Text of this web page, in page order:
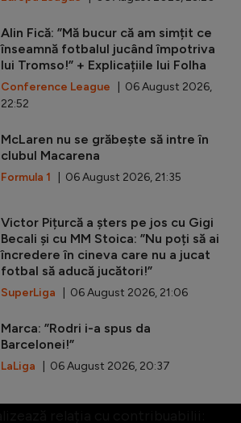
Alin Fică: ”Mă bucur că am simțit ce
înseamnă fotbalul jucând împotriva
lui Tromso!” + Explicațiile lui Folha
Conference League | 06 August 2026,
22:52
McLaren nu se grăbește să intre în
clubul Macarena
Formula 1 | 06 August 2026, 21:35
Victor Pițurcă a șters pe jos cu Gigi
Becali și cu MM Stoica: ”Nu poți să ai
încredere în cineva care nu a jucat
fotbal să aducă jucători!”
SuperLiga | 06 August 2026, 21:06
Marca: ”Rodri i-a spus da
Barcelonei!”
LaLiga | 06 August 2026, 20:37